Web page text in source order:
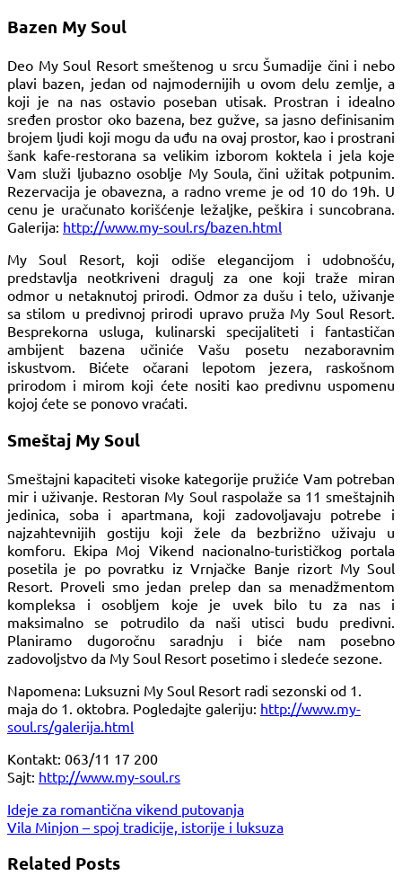
Bazen My Soul
Deo My Soul Resort smeštenog u srcu Šumadije čini i nebo
plavi bazen, jedan od najmodernijih u ovom delu zemlje, a
koji je na nas ostavio poseban utisak. Prostran i idealno
sređen prostor oko bazena, bez gužve, sa jasno definisanim
brojem ljudi koji mogu da uđu na ovaj prostor, kao i prostrani
šank kafe-restorana sa velikim izborom koktela i jela koje
Vam služi ljubazno osoblje My Soula, čini užitak potpunim.
Rezervacija je obavezna, a radno vreme je od 10 do 19h. U
cenu je uračunato korišćenje ležaljke, peškira i suncobrana.
Galerija: http://www.my-soul.rs/bazen.html
My Soul Resort, koji odiše elegancijom i udobnošću,
predstavlja neotkriveni dragulj za one koji traže miran
odmor u netaknutoj prirodi. Odmor za dušu i telo, uživanje
sa stilom u predivnoj prirodi upravo pruža My Soul Resort.
Besprekorna usluga, kulinarski specijaliteti i fantastičan
ambijent bazena učiniće Vašu posetu nezaboravnim
iskustvom. Bićete očarani lepotom jezera, raskošnom
prirodom i mirom koji ćete nositi kao predivnu uspomenu
kojoj ćete se ponovo vraćati.
Smeštaj My Soul
Smeštajni kapaciteti visoke kategorije pružiće Vam potreban
mir i uživanje. Restoran My Soul raspolaže sa 11 smeštajnih
jedinica, soba i apartmana, koji zadovoljavaju potrebe i
najzahtevnijih gostiju koji žele da bezbrižno uživaju u
komforu. Ekipa Moj Vikend nacionalno-turističkog portala
posetila je po povratku iz Vrnjačke Banje rizort My Soul
Resort. Proveli smo jedan prelep dan sa menadžmentom
kompleksa i osobljem koje je uvek bilo tu za nas i
maksimalno se potrudilo da naši utisci budu predivni.
Planiramo dugoročnu saradnju i biće nam posebno
zadovoljstvo da My Soul Resort posetimo i sledeće sezone.
Napomena: Luksuzni My Soul Resort radi sezonski od 1.
maja do 1. oktobra. Pogledajte galeriju: http://www.my-
soul.rs/galerija.html
Kontakt: 063/11 17 200
Sajt: http://www.my-soul.rs
Кретање
чланка
Ideje za romantična vikend putovanja
Vila Minjon – spoj tradicije, istorije i luksuza
Related Posts